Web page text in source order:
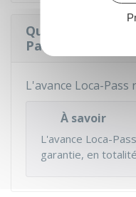
Quel est le
Pass ?
L'avance Loca-
À savoir
L'avance Loca-
garantie, en